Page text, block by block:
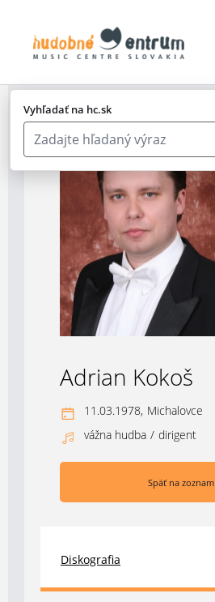
Vyhľadať na hc.sk
Adrian Kokoš
11.03.1978, Michalovce
vážna hudba / dirigent
Späť na zoznam
Diskografia